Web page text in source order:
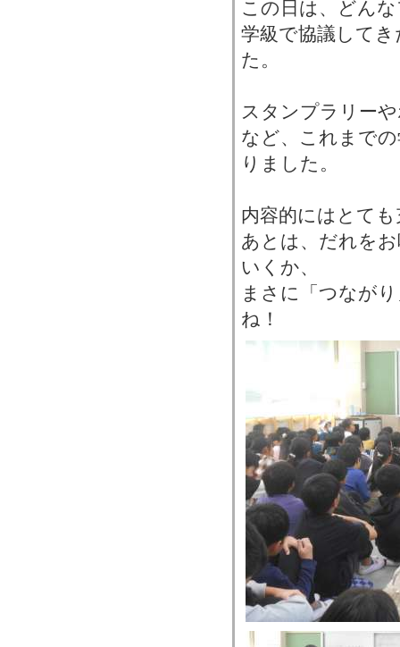
この日は、どん
学級で協議して
た。
スタンプラリー
など、これまで
りました。
内容的にはとて
あとは、だれを
いくか、
まさに「つなが
ね！